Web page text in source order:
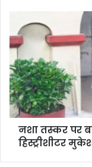
नशा तस्कर पर
हिस्ट्रीशीटर